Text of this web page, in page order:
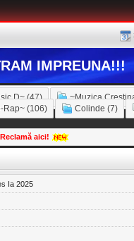
IMPREUNA!!!
D~ (47) ~Muzica
(106) Colinde (7)
aici!
Ia 2025